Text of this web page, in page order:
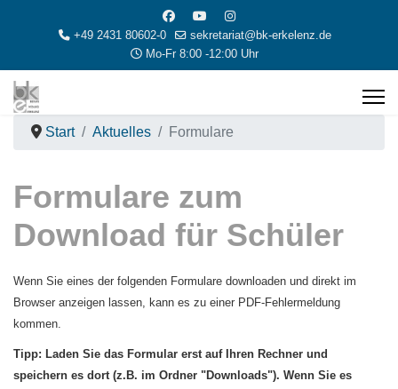
+49 2431 80602-0
sekretariat@bk-erkelenz.de
Mo-Fr 8:00 -12:00 Uhr
Start Aktuelles Formulare
Formulare zum
Download für Schüler
Wenn Sie eines der folgenden Formulare downloaden und direkt im
Browser anzeigen lassen, kann es zu einer PDF-Fehlermeldung
kommen.
Tipp: Laden Sie das Formular erst auf Ihren Rechner und
speichern es dort (z.B. im Ordner "Downloads"). Wenn Sie es